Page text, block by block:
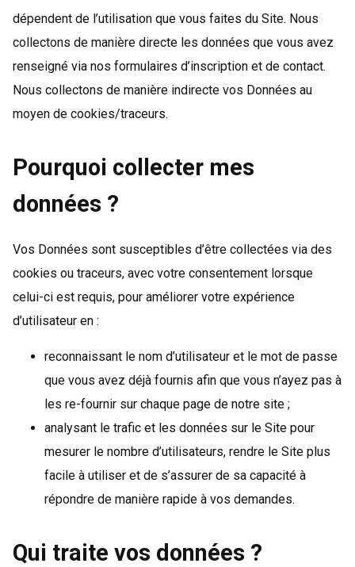
dépendent de l’utilisation que vous faites du Site. Nous
collectons de manière directe les données que vous avez
renseigné via nos formulaires d’inscription et de contact.
Nous collectons de manière indirecte vos Données au
moyen de cookies/traceurs.
Pourquoi collecter mes
données ?
Vos Données sont susceptibles d’être collectées via des
cookies ou traceurs, avec votre consentement lorsque
celui-ci est requis, pour améliorer votre expérience
d’utilisateur en :
reconnaissant le nom d’utilisateur et le mot de passe
que vous avez déjà fournis afin que vous n’ayez pas à
les re-fournir sur chaque page de notre site ;
analysant le trafic et les données sur le Site pour
mesurer le nombre d’utilisateurs, rendre le Site plus
facile à utiliser et de s’assurer de sa capacité à
répondre de manière rapide à vos demandes.
Qui traite vos données ?